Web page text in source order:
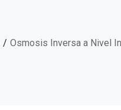
Osmosis Inversa a Nivel